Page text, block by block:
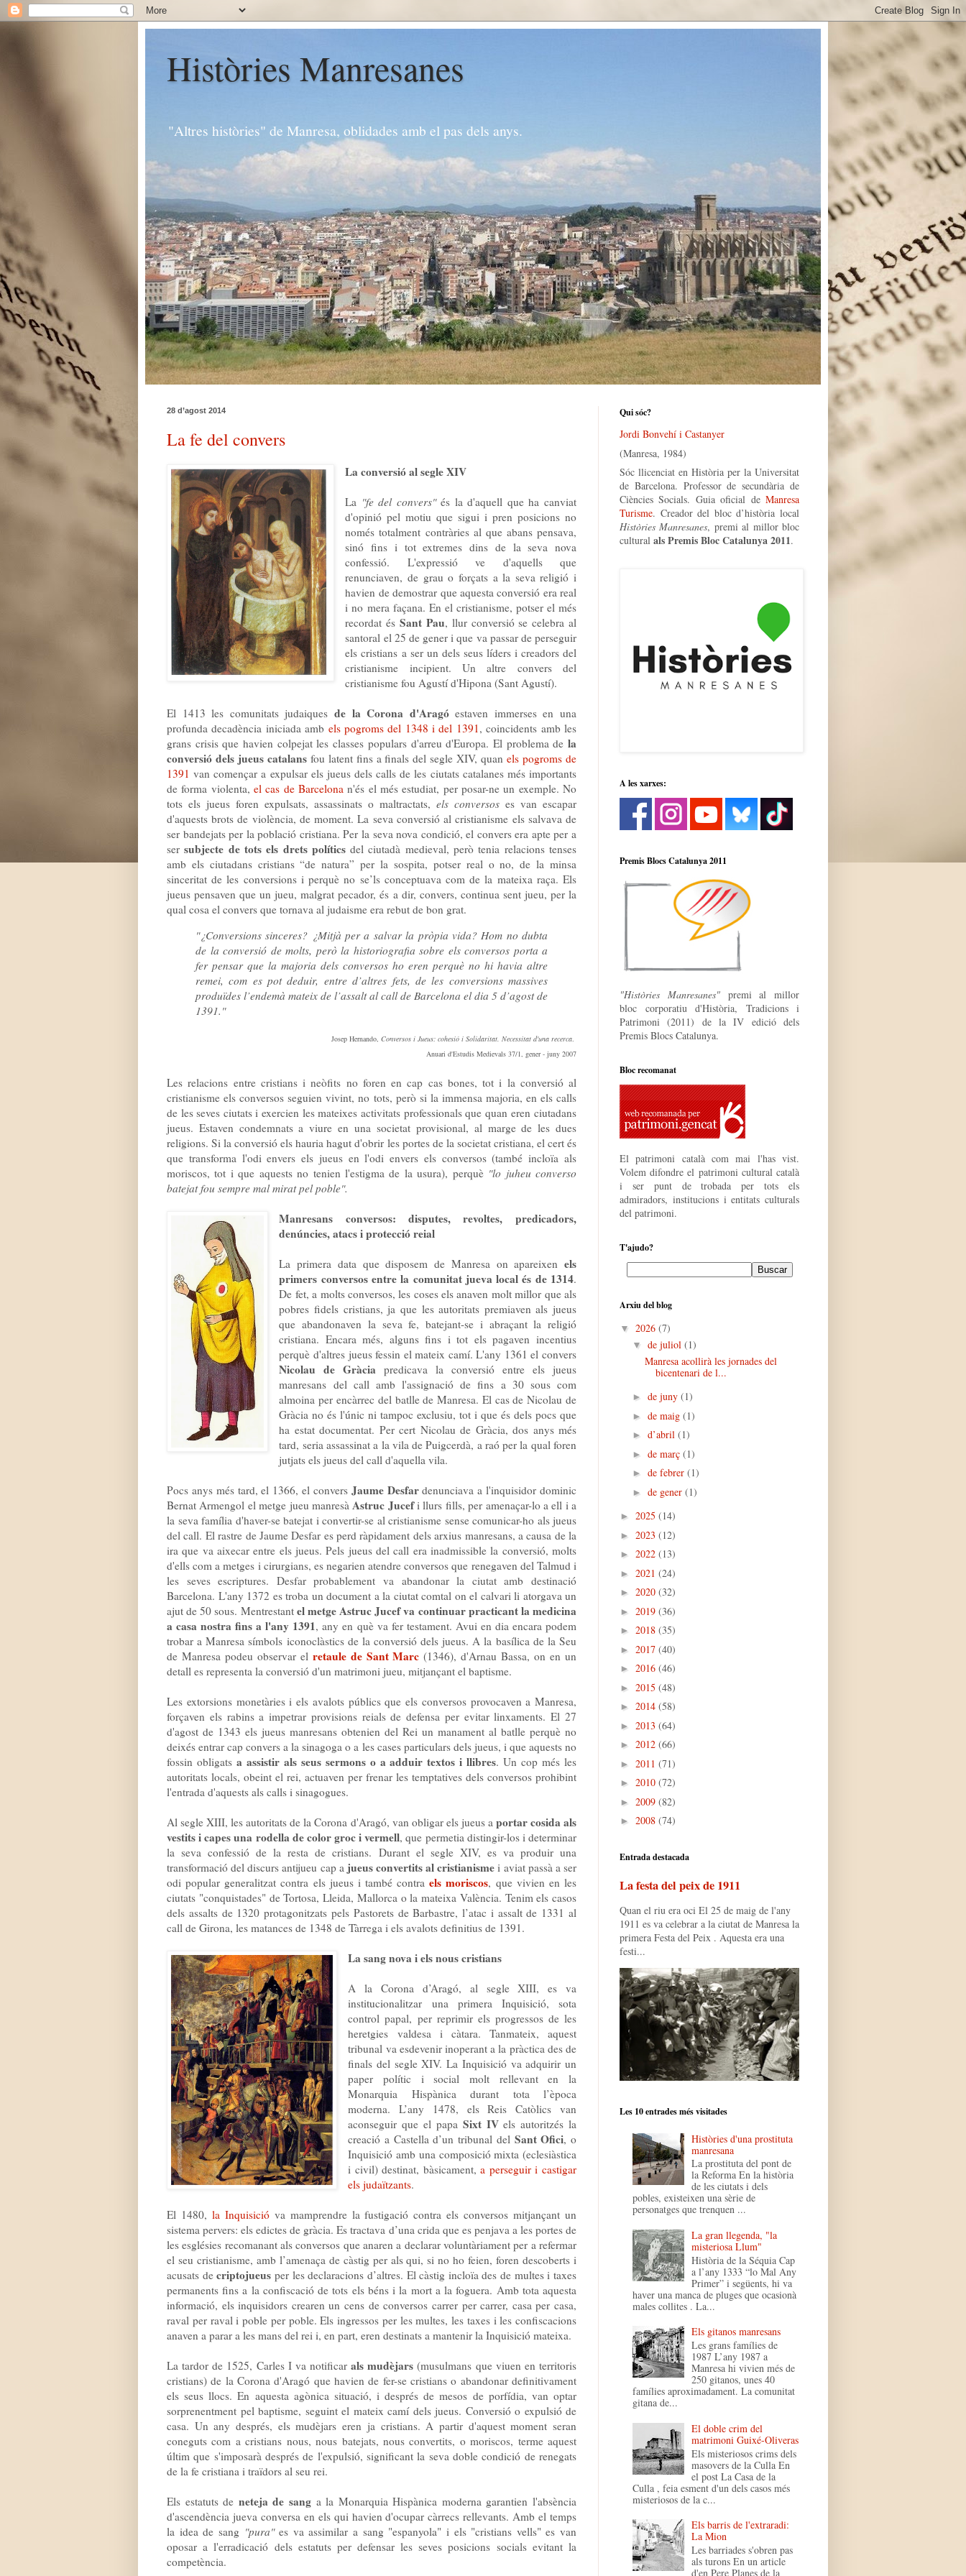
Històries Manresanes
"Altres històries" de Manresa, oblidades amb el pas dels anys.
28 d’agost 2014
La fe del convers
La conversió al segle XIV
La "fe del convers"és la d'aquell que ha canviat
d'opinió pel motiu que sigui i pren posicions no
només totalment contràries al que abans pensava,
sinó fins i tot extremes dins de la seva nova
confessió. L'expressió ve d'aquells que
renunciaven, de grau o forçats a la seva religió i
havien de demostrar que aquesta conversió era real
i no mera façana. En el cristianisme, potser el més
recordat ésSant Pau, llur conversió se celebra al
santoral el 25 de gener i que va passar de perseguir
els cristians a ser un dels seus líders i creadors del
cristianisme incipient. Un altre convers del
cristianisme fou Agustí d'Hipona (Sant Agustí).
El 1413 les comunitats judaiques de la Corona d'Aragóestaven immerses en una
profunda decadència iniciada amb els pogroms del 1348 i del 1391 , coincidents amb les
grans crisis que havien colpejat les classes populars d'arreu d'Europa. El problema de la
conversió dels jueus catalansfou latent fins a finals del segle XIV, quanels pogroms de
1391 van començar a expulsar els jueus dels calls de les ciutats catalanes més importants
de forma violenta, el cas de Barcelona n'és el més estudiat, per posar-ne un exemple. No
tots els jueus foren expulsats, assassinats o maltractats, els conversos es van escapar
d'aquests brots de violència, de moment. La seva conversió al cristianisme els salvava de
ser bandejats per la població cristiana. Per la seva nova condició, el convers era apte per a
sersubjecte de tots els drets políticsdel ciutadà medieval, però tenia relacions tenses
amb els ciutadans cristians “de natura” per la sospita, potser real o no, de la minsa
sinceritat de les conversions i perquè no se’ls conceptuava com de la mateixa raça. Els
jueus pensaven que un jueu, malgrat pecador, és a dir, convers, continua sent jueu, per la
qual cosa el convers que tornava al judaisme era rebut de bon grat.
"¿Conversions sinceres? ¿Mitjà per a salvar la pròpia vida? Hom no dubta
de la conversió de molts, però la historiografia sobre els conversos porta a
fer pensar que la majoria dels conversos ho eren perquè no hi havia altre
remei, com es pot deduir, entre d’altres fets, de les conversions massives
produïdes l’endemà mateix de l’assalt al call de Barcelona el dia 5 d’agost de
1391."
Josep Hernando, Conversos i Jueus: cohesió i Solidaritat. Necessitat d'una recerca
Anuari d'Estudis Medievals 37/1, gener - juny 2007
Les relacions entre cristians i neòfits no foren en cap cas bones, tot i la conversió al
cristianisme els conversos seguien vivint, no tots, però si la immensa majoria, en els calls
de les seves ciutats i exercien les mateixes activitats professionals que quan eren ciutadans
jueus. Estaven condemnats a viure en una societat provisional, al marge de les dues
religions. Si la conversió els hauria hagut d'obrir les portes de la societat cristiana, el cert és
que transforma l'odi envers els jueus en l'odi envers els conversos (també incloïa als
moriscos, tot i que aquests no tenien l'estigma de la usura), perquè "lo juheu converso
batejat fou sempre mal mirat pel poble".
Manresans conversos: disputes, revoltes, predicadors,
denúncies, atacs i protecció reial
La primera data que disposem de Manresa on apareixen els
primers conversos entre la comunitat jueva local és de 1314.
De fet, a molts conversos, les coses els anaven molt millor que als
pobres fidels cristians, ja que les autoritats premiaven als jueus
que abandonaven la seva fe, batejant-se i abraçant la religió
cristiana. Encara més, alguns fins i tot els pagaven incentius
perquè d'altres jueus fessin el mateix camí. L'any 1361 el convers
Nicolau de Gràcia predicava la conversió entre els jueus
manresans del call amb l'assignació de fins a 30 sous com
almoina per encàrrec del batlle de Manresa. El cas de Nicolau de
Gràcia no és l'únic ni tampoc exclusiu, tot i que és dels pocs que
ha estat documentat. Per cert Nicolau de Gràcia, dos anys més
tard, seria assassinat a la vila de Puigcerdà, a raó per la qual foren
jutjats els jueus del call d'aquella vila.
Pocs anys més tard, el 1366, el convers Jaume Desfardenunciava a l'inquisidor dominic
Bernat Armengol el metge jueu manresà Astruc Jucefi llurs fills, per amenaçar-lo a ell i a
la seva família d'haver-se batejat i convertir-se al cristianisme sense comunicar-ho als jueus
del call. El rastre de Jaume Desfar es perd ràpidament dels arxius manresans, a causa de la
ira que va aixecar entre els jueus. Pels jueus del call era inadmissible la conversió, molts
d'ells com a metges i cirurgians, es negarien atendre conversos que renegaven del Talmud i
les seves escriptures. Desfar probablement va abandonar la ciutat amb destinació
Barcelona. L'any 1372 es troba un document a la ciutat comtal on el calvari li atorgava un
ajut de 50 sous. Mentrestant el metge Astruc Jucef va continuar practicant la medicina
a casa nostra fins a l'any 1391, any en què va fer testament. Avui en dia encara podem
trobar a Manresa símbols iconoclàstics de la conversió dels jueus. A la basílica de la Seu
de Manresa podeu observar el retaule de Sant Marc (1346), d'Arnau Bassa, on en un
detall es representa la conversió d'un matrimoni jueu, mitjançant el baptisme.
Les extorsions monetàries i els avalots públics que els conversos provocaven a Manresa,
forçaven els rabins a impetrar provisions reials de defensa per evitar linxaments. El 27
d'agost de 1343 els jueus manresans obtenien del Rei un manament al batlle perquè no
deixés entrar cap convers a la sinagoga o a les cases particulars dels jueus, i que aquests no
fossin obligats a assistir als seus sermons o a adduir textos i llibres. Un cop més les
autoritats locals, obeint el rei, actuaven per frenar les temptatives dels conversos prohibint
l'entrada d'aquests als calls i sinagogues.
Al segle XIII, les autoritats de la Corona d'Aragó, van obligar els jueus a portar cosida als
vestits i capes una rodella de color groc i vermell, que permetia distingir-los i determinar
la seva confessió de la resta de cristians. Durant el segle XIV, es va produir una
transformació del discurs antijueu cap a jueus convertits al cristianisme i aviat passà a ser
odi popular generalitzat contra els jueus i també contraels moriscos, que vivien en les
ciutats "conquistades" de Tortosa, Lleida, Mallorca o la mateixa València. Tenim els casos
dels assalts de 1320 protagonitzats pels Pastorets de Barbastre, l’atac i assalt de 1331 al
call de Girona, les matances de 1348 de Tàrrega i els avalots definitius de 1391.
La sang nova i els nous cristians
A la Corona d’Aragó, al segle XIII, es va
institucionalitzar una primera Inquisició, sota
control papal, per reprimir els progressos de les
heretgies valdesa i càtara. Tanmateix, aquest
tribunal va esdevenir inoperant a la pràctica des de
finals del segle XIV. La Inquisició va adquirir un
paper polític i social molt rellevant en la
Monarquia Hispànica durant tota l’època
moderna. L’any 1478, els Reis Catòlics van
aconseguir que el papa Sixt IVels autoritzés la
creació a Castella d’un tribunal del Sant Ofici, o
Inquisició amb una composició mixta (eclesiàstica
i civil) destinat, bàsicament,a perseguir i castigar
els judaïtzants.
El 1480, la Inquisicióva mamprendre la fustigació contra els conversos mitjançant un
sistema pervers: els edictes de gràcia. Es tractava d’una crida que es penjava a les portes de
les esglésies recomanant als conversos que anaren a declarar voluntàriament per a refermar
el seu cristianisme, amb l’amenaça de càstig per als qui, si no ho feien, foren descoberts i
acusats decriptojueus per les declaracions d’altres. El càstig incloïa des de multes i taxes
permanents fins a la confiscació de tots els béns i la mort a la foguera. Amb tota aquesta
informació, els inquisidors crearen un cens de conversos carrer per carrer, casa per casa,
raval per raval i poble per poble. Els ingressos per les multes, les taxes i les confiscacions
anaven a parar a les mans del rei i, en part, eren destinats a mantenir la Inquisició mateixa.
La tardor de 1525, Carles I va notificarals mudèjars (musulmans que viuen en territoris
cristians) de la Corona d'Aragó que havien de fer-se cristians o abandonar definitivament
els seus llocs. En aquesta agònica situació, i després de mesos de porfídia, van optar
sorprenentment pel baptisme, seguint el mateix camí dels jueus. Conversió o expulsió de
casa. Un any després, els mudèjars eren ja cristians. A partir d'aquest moment seran
coneguts com a cristians nous, nous batejats, nous convertits, o moriscos, terme aquest
últim que s'imposarà després de l'expulsió, significant la seva doble condició de renegats
de la fe cristiana i traïdors al seu rei.
Els estatuts de neteja de sanga la Monarquia Hispànica moderna garantien l'absència
d'ascendència jueva conversa en els qui havien d'ocupar càrrecs rellevants. Amb el temps
la idea de sang "pura"es va assimilar a sang "espanyola" i els "cristians vells" es van
oposar a l'erradicació dels estatuts per defensar les seves posicions socials evitant la
competència.
Qui sóc?
Jordi Bonvehí i Castanyer
(Manresa, 1984)
Sóc llicenciat en Història per la Universitat
de Barcelona. Professor de secundària de
Ciències Socials. Guia oficial de Manresa
Turisme. Creador del bloc d’història local
Històries Manresanes, premi al millor bloc
cultural als Premis Bloc Catalunya 2011.
A les xarxes:
Premis Blocs Catalunya 2011
"Històries Manresanes"premi al millor
bloc corporatiu d'Història, Tradicions i
Patrimoni (2011) de la IV edició dels
Premis Blocs Catalunya.
Bloc recomanat
El patrimoni català com mai l'has vist.
Volem difondre el patrimoni cultural català
i ser punt de trobada per tots els
admiradors, institucions i entitats culturals
del patrimoni.
T'ajudo?
Arxiu del blog
▼ 2026 (7)
▼ de juliol (1)
Manresa acollirà les jornades del
bicentenari de l...
► de juny (1)
► de maig (1)
► d’abril (1)
► de març (1)
► de febrer (1)
► de gener (1)
► 2025 (14)
► 2023 (12)
► 2022 (13)
► 2021 (24)
► 2020 (32)
► 2019 (36)
► 2018 (35)
► 2017 (40)
► 2016 (46)
► 2015 (48)
► 2014 (58)
► 2013 (64)
► 2012 (66)
► 2011 (71)
► 2010 (72)
► 2009 (82)
► 2008 (74)
Entrada destacada
La festa del peix de 1911
Quan el riu era oci El 25 de maig de l'any
1911 es va celebrar a la ciutat de Manresa la
primera Festa del Peix . Aquesta era una
festi...
Les 10 entrades més visitades
Històries d'una prostituta
manresana
La prostituta del pont de
la Reforma En la història
de les ciutats i dels
pobles, existeixen una sèrie de
personatges que trenquen ...
La gran llegenda, "la
misteriosa Llum"
Història de la Séquia Cap
a l’any 1333 “lo Mal Any
Primer” i següents, hi va
haver una manca de pluges que ocasionà
males collites . La...
Els gitanos manresans
Les grans famílies de
1987 L’any 1987 a
Manresa hi vivien més de
250 gitanos, unes 40
famílies aproximadament. La comunitat
gitana de...
El doble crim del
matrimoni Guixé-Oliveras
Els misteriosos crims dels
masovers de la Culla En
el post La Casa de la
Culla , feia esment d'un dels casos més
misteriosos de la c...
Els barris de l'extraradi:
La Mion
Les barriades s'obren pas
als turons En un article
d'en Pere Planes de la